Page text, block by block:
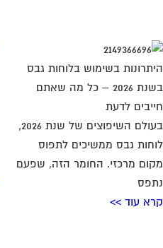
בשימוש בלוחות גבס
בשנת 2026 – כל מה שאתם
לדעת
בעולם השיפוצים של שנת 2026,
גבס ממשיכים לתפוס
מרכזי. החומר הזה, שפעם
עוד >>